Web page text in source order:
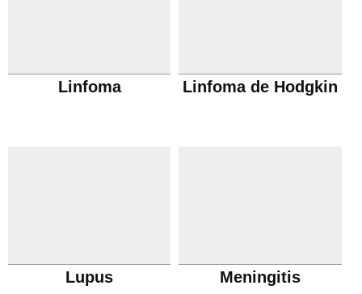
Linfoma Linfoma de Hodgkin
Lupus Meningitis